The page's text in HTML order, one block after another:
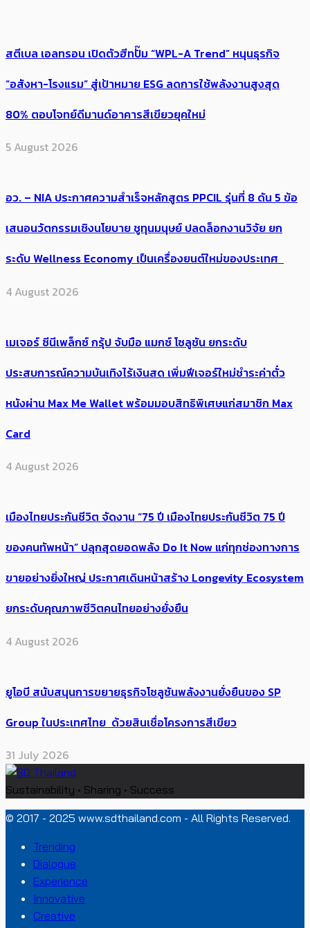
สตีเบล เอลทรอน เปิดตัวฮีทปั๊ม “WPL-A Trend” หนุนธุรกิจ
“อสังหา-โรงแรม” สู่เป้าหมาย ESG ลดการใช้พลังงานสูงสุด
80% ตอบโจทย์ดีมานด์อาคารสีเขียวยุคใหม่
5 August 2026
อว. – NIA ประกาศความสำเร็จหลักสูตร PPCIL รุ่นที่ 8 ดัน 5 ข้อ
เสนอนวัตกรรมเชิงนโยบาย ชูทุนมนุษย์ ปลดล็อกงานวิจัย ยก
ระดับ Wellness Economy เป็นเครื่องยนต์ใหม่ของประเทศ
4 August 2026
เมเจอร์ ซีนีเพล็กซ์ กรุ้ป จับมือ แมกซ์ โซลูชัน ยกระดับ
ประสบการณ์ความบันเทิงไร้เงินสด เพิ่มฟีเจอร์ใหม่ชำระค่าตั๋ว
หนังผ่าน Max Me Wallet พร้อมมอบสิทธิพิเศษแก่สมาชิก Max
Card
4 August 2026
เมืองไทยประกันชีวิต จัดงาน “75 ปี เมืองไทยประกันชีวิต 75 ปี
ของคนทัพหน้า” ปลุกสุดยอดพลัง Do It Now แก่ทุกช่องทางการ
ขายอย่างยิ่งใหญ่ ประกาศเดินหน้าสร้าง Longevity Ecosystem
ยกระดับคุณภาพชีวิตคนไทยอย่างยั่งยืน
4 August 2026
ยูโอบี สนับสนุนการขยายธุรกิจโซลูชันพลังงานยั่งยืนของ SP
Group ในประเทศไทย ด้วยสินเชื่อโครงการสีเขียว
31 July 2026
Sustainability • Sharing • Success
© 2017 - 2025 www.sdthailand.com - All Rights Reserved.
Trending
Dialogue
Experience
Innovative
Creative